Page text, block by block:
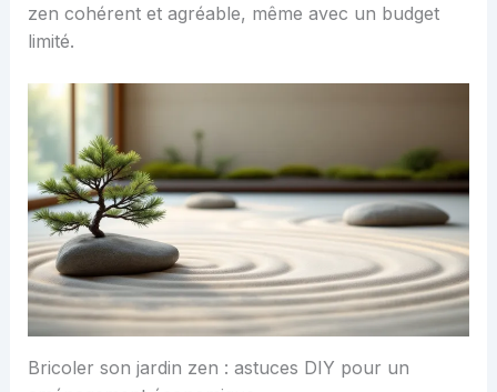
zen cohérent et agréable, même avec un budget
limité.
Bricoler son jardin zen : astuces DIY pour un